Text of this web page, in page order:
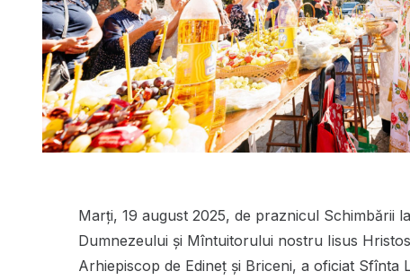
Marți, 19 august 2025, de praznicul Schimbării
Dumnezeului și Mîntuitorului nostru Iisus
Arhiepiscop de Edineţ şi Briceni, a oficiat Sfînta